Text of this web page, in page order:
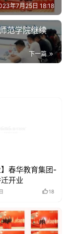
年7月25日 18:18
范学院继续
下一篇
】春华教育集团-
开业
18